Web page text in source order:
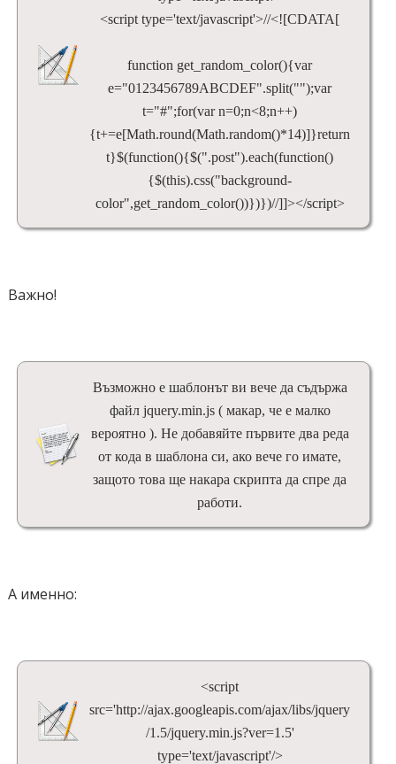
<script type='text/javascript'>//<![CDATA[
function get_random_color(){var
e="0123456789ABCDEF".split("");var
t="#";for(var n=0;n<8;n++)
{t+=e[Math.round(Math.random()*14)]}return
t}$(function(){$(".post").each(function()
{$(this).css("background-
color",get_random_color())})})//]]></script>
Важно!
Възможно е шаблонът ви вече да съдържа
файл jquery.min.js ( макар, че е малко
вероятно ). Не добавяйте първите два реда
от кода в шаблона си, ако вече го имате,
защото това ще накара скрипта да спре да
работи.
А именно:
<script
src='http://ajax.googleapis.com/ajax/libs/jquery
/1.5/jquery.min.js?ver=1.5'
type='text/javascript'/>